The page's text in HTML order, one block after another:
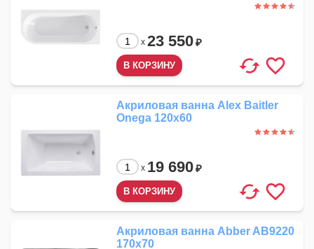
x 23 550₽
Акриловая ванна Alex Baitler
Onega 120x60
x 19 690₽
Акриловая ванна Abber AB9220
170x70